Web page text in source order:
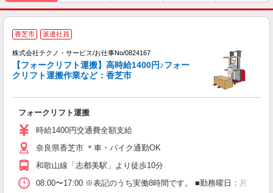
香芝市 派遣社員
株式会社テクノ・サービス/お仕事No/0824167
【フォークリフト運搬】高時給1400円♪フォー
クリフト運搬作業など：香芝市
フォークリフト運搬
時給1400円交通費全額支給
奈良県香芝市 ＊車・バイク通勤OK
和歌山線「志都美駅」より徒歩10分
08:00〜17:00 ※表記のうち実働8時間です。 ■勤務曜日：月